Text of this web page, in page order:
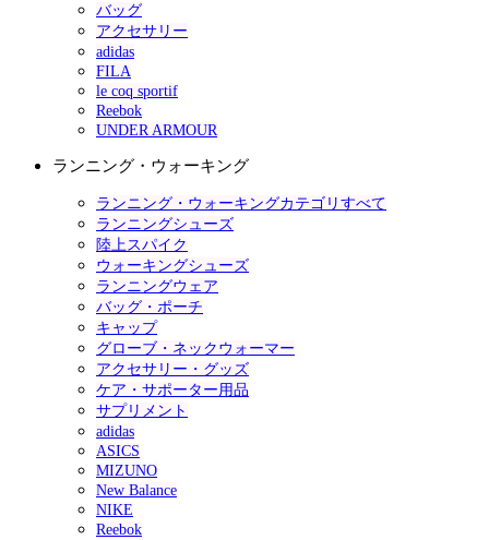
バッグ
アクセサリー
adidas
FILA
le coq sportif
Reebok
UNDER ARMOUR
ランニング・ウォーキング
ランニング・ウォーキングカテゴリすべて
ランニングシューズ
陸上スパイク
ウォーキングシューズ
ランニングウェア
バッグ・ポーチ
キャップ
グローブ・ネックウォーマー
アクセサリー・グッズ
ケア・サポーター用品
サプリメント
adidas
ASICS
MIZUNO
New Balance
NIKE
Reebok